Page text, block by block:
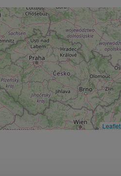
Leaflet